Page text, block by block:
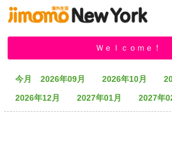
掲示板 タウン情報 教えて！
Ｗｅｌｃｏｍｅ！
今月 2026年09月 2026年10月
2026年12月
2027年01月 2027年